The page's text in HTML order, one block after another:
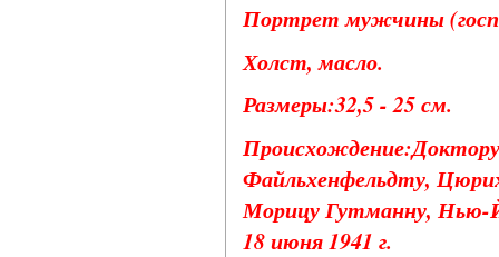
Портрет мужчины
Холст, масло.
Размеры:32,5 - 25 см.
Файльхенфельдту,
Морицу Гутманну, Нью-
18 июня 1941 г.